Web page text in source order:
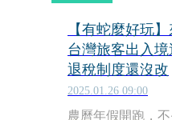
【有蛇麼好玩
台灣旅客出入
退稅制度還沒改
2025.01.26 09:00
農曆年假開跑，